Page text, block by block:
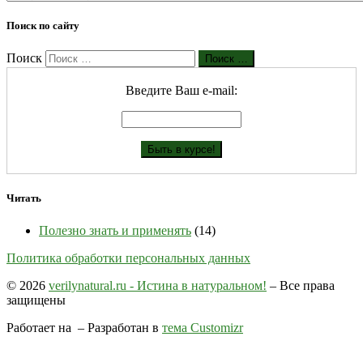
Поиск по сайту
Поиск Поиск …
Введите Ваш е-mail:
Читать
Полезно знать и применять (14)
Политика обработки персональных данных
© 2026 verilynatural.ru - Истина в натуральном! – Все права
защищены
Работает на – Разработан в тема Customizr